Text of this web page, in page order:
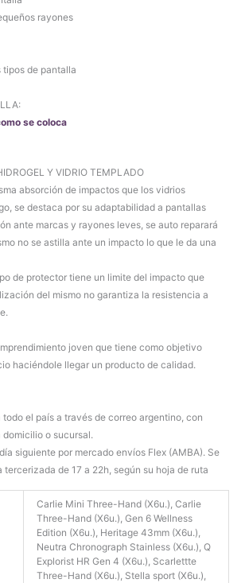
rayones
tipos de pantalla
se coloca
Y VIDRIO TEMPLADO
absorción de impactos que los vidrios
se destaca por su adaptabilidad a pantallas
ante marcas y rayones leves, se auto reparará
no se astilla ante un impacto lo que le da una
de protector tiene un limite del impacto que
del mismo no garantiza la resistencia a
joven que tiene como objetivo
haciéndole llegar un producto de calidad.
el país a través de correo argentino, con
o sucursal.
siguiente por mercado envíos Flex (AMBA). Se
tercerizada de 17 a 22h, según su hoja de ruta
Carlie Mini Three-Hand (X6u.), Carlie
Three-Hand (X6u.), Gen 6 Wellness
Edition (X6u.), Heritage 43mm (X6u.),
Neutra Chronograph Stainless (X6u.), Q
Explorist HR Gen 4 (X6u.), Scarlettte
Three-Hand (X6u.), Stella sport (X6u.),